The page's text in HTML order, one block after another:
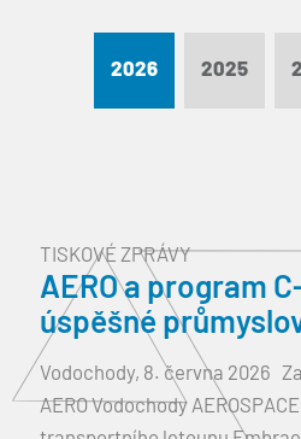
2026 2025
TISKOVÉ ZPRÁVY
AERO a program
úspěšné
Vodochody, 8. června 2026
AERO Vodochody